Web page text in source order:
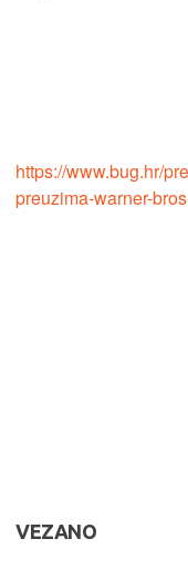
https://www.bug.hr/
preuzima-warner-
VEZANO